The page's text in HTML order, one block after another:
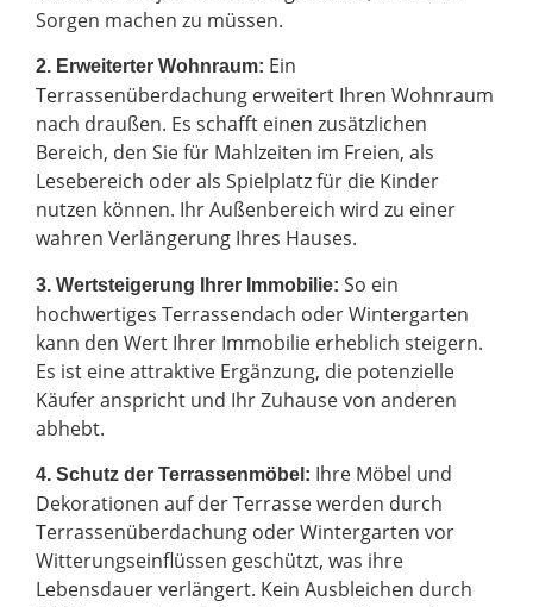
Sorgen machen zu müssen.
2. Erweiterter Wohnraum: Ein
Terrassenüberdachung erweitert Ihren Wohnraum
nach draußen. Es schafft einen zusätzlichen
Bereich, den Sie für Mahlzeiten im Freien, als
Lesebereich oder als Spielplatz für die Kinder
nutzen können. Ihr Außenbereich wird zu einer
wahren Verlängerung Ihres Hauses.
3. Wertsteigerung Ihrer Immobilie: So ein
hochwertiges Terrassendach oder Wintergarten
kann den Wert Ihrer Immobilie erheblich steigern.
Es ist eine attraktive Ergänzung, die potenzielle
Käufer anspricht und Ihr Zuhause von anderen
abhebt.
4. Schutz der Terrassenmöbel: Ihre Möbel und
Dekorationen auf der Terrasse werden durch
Terrassenüberdachung oder Wintergarten vor
Witterungseinflüssen geschützt, was ihre
Lebensdauer verlängert. Kein Ausbleichen durch